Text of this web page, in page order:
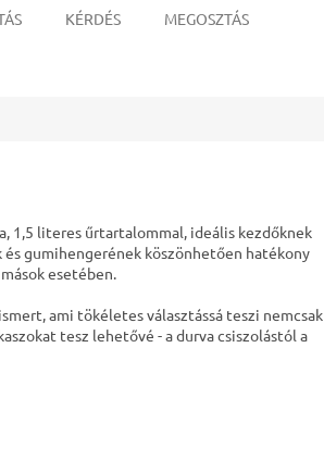
KÉRDÉS MEGOSZTÁS
1,5 literes űrtartalommal, ideális kezdőknek
gumihengerének köszönhetően hatékony
esetében.
ami tökéletes választássá teszi nemcsak
tesz lehetővé - a durva csiszolástól a